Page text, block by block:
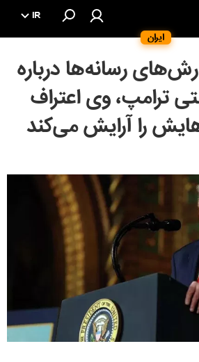
ایران
IR
رسانه‌ها درباره
ترامپ، وی اعتراف
را آرایش می‌کند